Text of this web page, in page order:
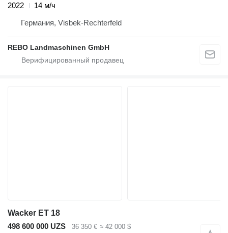
2022
14 м/ч
Германия, Visbek-Rechterfeld
REBO Landmaschinen GmbH
Wacker ET 18
498 600 000 UZS
36 350 € ≈ 42 000 $